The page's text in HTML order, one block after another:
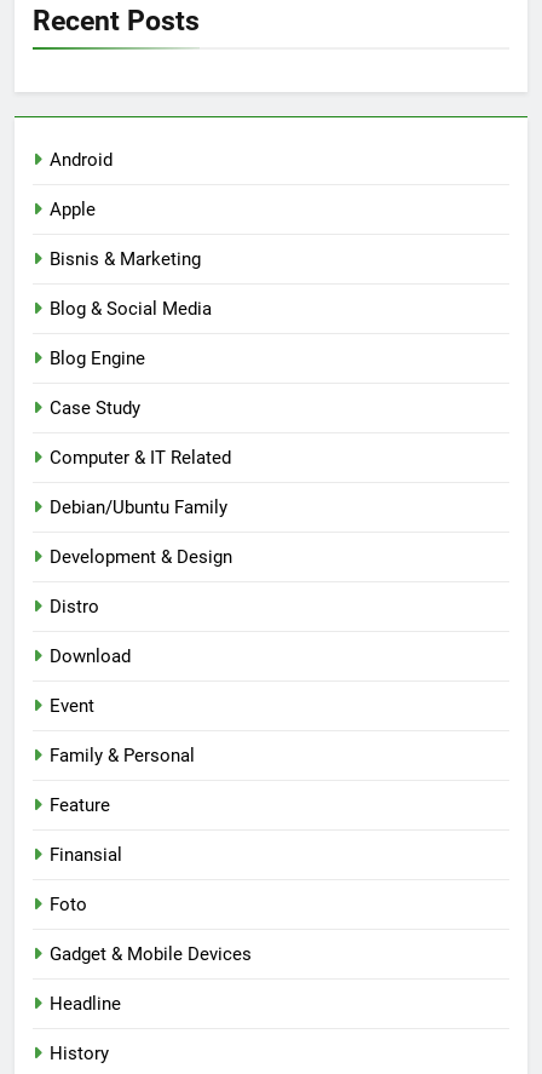
Recent Posts
Android
Apple
Bisnis & Marketing
Blog & Social Media
Blog Engine
Case Study
Computer & IT Related
Debian/Ubuntu Family
Development & Design
Distro
Download
Event
Family & Personal
Feature
Finansial
Foto
Gadget & Mobile Devices
Headline
History